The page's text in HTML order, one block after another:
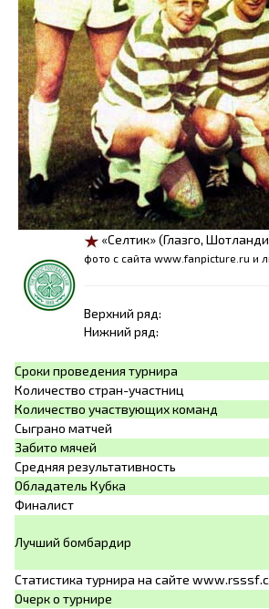
«Селтик» (Глазго,
фото с сайта www.fanpicture.ru и
Верхний ряд:
Нижний ряд:
Сроки проведения турнира
Количество стран-участниц
Количество участвующих команд
Сыграно матчей
Забито мячей
Средняя результативность
Обладатель Кубка
Финалист
Лучший бомбардир
Статистика турнира на сайте
Очерк о турнире